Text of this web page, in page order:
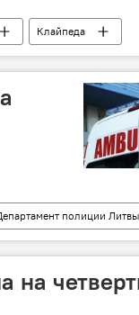
Клайпеда
полиции Литвы
на